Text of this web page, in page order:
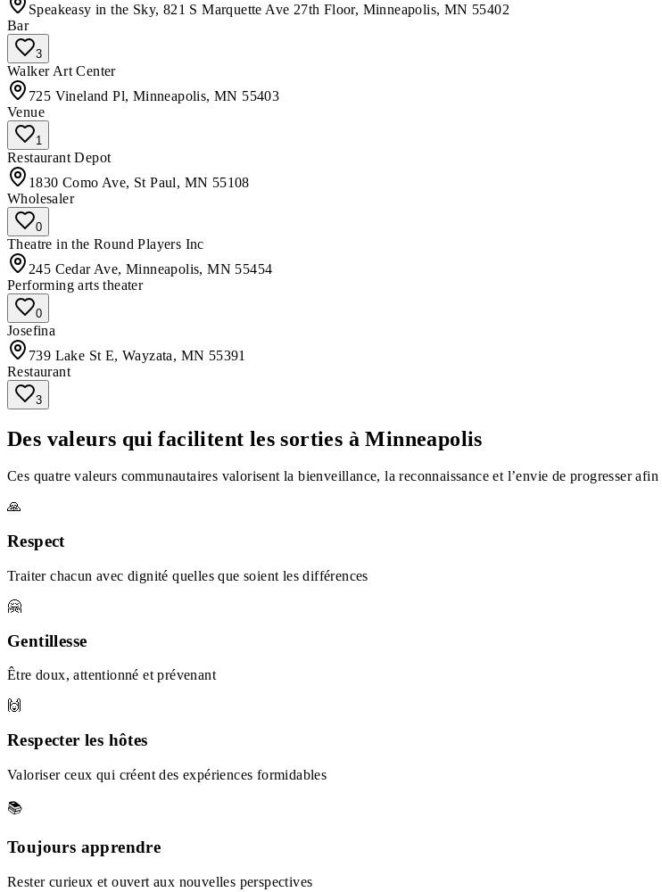
Speakeasy in the Sky, 821 S Marquette Ave 27th Floor, Minneapolis, MN 55402
Bar
3
Walker Art Center
725 Vineland Pl, Minneapolis, MN 55403
Venue
1
Restaurant Depot
1830 Como Ave, St Paul, MN 55108
Wholesaler
0
Theatre in the Round Players Inc
245 Cedar Ave, Minneapolis, MN 55454
Performing arts theater
0
Josefina
739 Lake St E, Wayzata, MN 55391
Restaurant
3
Des valeurs qui facilitent les sorties à Minneapolis
Ces quatre valeurs communautaires valorisent la bienveillance, la reconnaissance et l’envie de progresser
🙏
Respect
Traiter chacun avec dignité quelles que soient les différences
🤗
Gentillesse
Être doux, attentionné et prévenant
🙌
Respecter les hôtes
Valoriser ceux qui créent des expériences formidables
📚
Toujours apprendre
Rester curieux et ouvert aux nouvelles perspectives